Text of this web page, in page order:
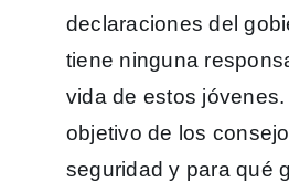
declaraciones del
tiene ninguna
vida de estos
objetivo de los
seguridad y para qué